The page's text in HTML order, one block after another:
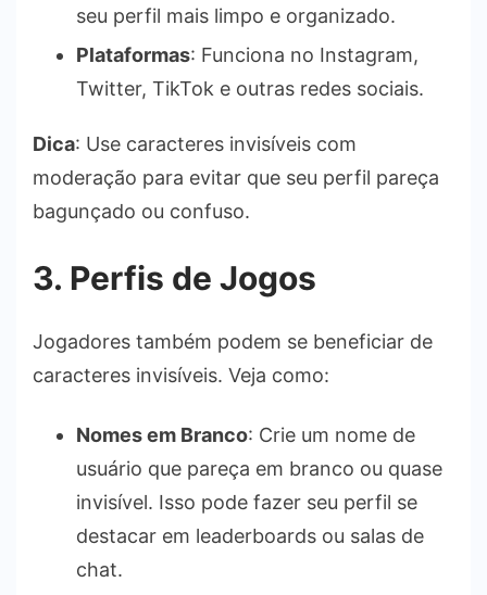
seu perfil mais limpo e organizado.
Plataformas: Funciona no Instagram,
Twitter, TikTok e outras redes sociais.
Dica: Use caracteres invisíveis com
moderação para evitar que seu perfil pareça
bagunçado ou confuso.
3. Perfis de Jogos
Jogadores também podem se beneficiar de
caracteres invisíveis. Veja como:
Nomes em Branco: Crie um nome de
usuário que pareça em branco ou quase
invisível. Isso pode fazer seu perfil se
destacar em leaderboards ou salas de
chat.